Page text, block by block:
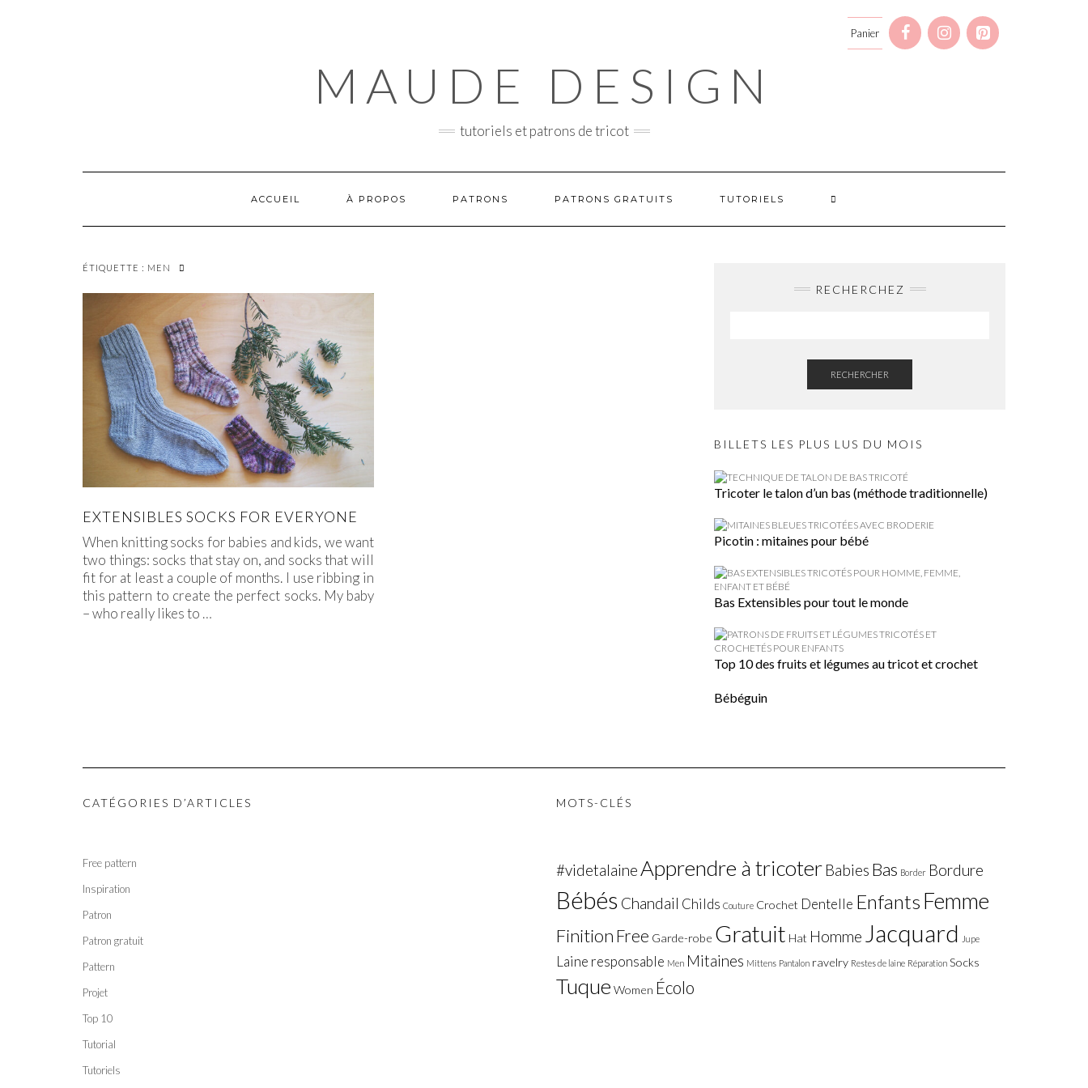
Panier
MAUDE DESIGN
tutoriels et patrons de tricot
ACCUEIL À PROPOS PATRONS PATRONS GRATUITS TUTORIELS
ÉTIQUETTE : MEN
EXTENSIBLES SOCKS FOR EVERYONE
When knitting socks for babies and kids, we want
two things: socks that stay on, and socks that will
fit for at least a couple of months. I use ribbing in
this pattern to create the perfect socks. My baby
– who really likes to …
RECHERCHEZ
RECHERCHER
BILLETS LES PLUS LUS DU MOIS
Tricoter le talon d’un bas (méthode traditionnelle)
Picotin : mitaines pour bébé
Bas Extensibles pour tout le monde
Top 10 des fruits et légumes au tricot et crochet
Bébéguin
CATÉGORIES D’ARTICLES
Free pattern
Inspiration
Patron
Patron gratuit
Pattern
Projet
Top 10
Tutorial
Tutoriels
MOTS-CLÉS
#videtalaineApprendre à tricoter Babies Bas Border Bordure
Bébés Chandail Childs Couture Crochet Dentelle Enfants Femme
Finition Free Garde-robe Gratuit Hat Homme Jacquard Jupe
Laine responsable Men Mitaines Mittens Pantalon ravelry Restes de laine Réparation Socks
Tuque Women Écolo